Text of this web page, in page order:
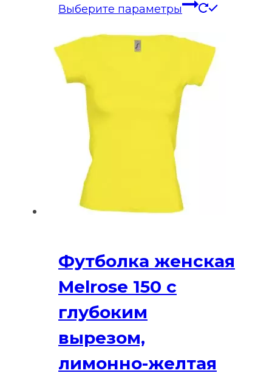
цен:
–
785₽
Выберите параметры
Этот
Футболка женская
Melrose 150 с
глубоким
вырезом,
лимонно-желтая